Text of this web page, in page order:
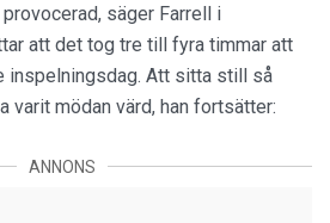
säger Farrell i
att det tog tre till fyra timmar att
inspelningsdag. Att sitta still så
varit mödan värd, han fortsätter:
ANNONS